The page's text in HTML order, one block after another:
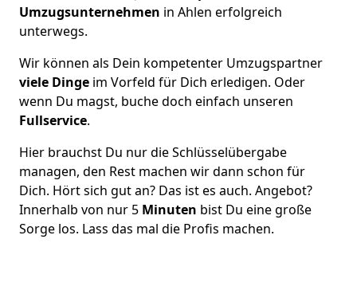
Umzugsunternehmen in Ahlen erfolgreich
unterwegs.
Wir können als Dein kompetenter Umzugspartner
viele Dinge im Vorfeld für Dich erledigen. Oder
wenn Du magst, buche doch einfach unseren
Fullservice.
Hier brauchst Du nur die Schlüsselübergabe
managen, den Rest machen wir dann schon für
Dich. Hört sich gut an? Das ist es auch. Angebot?
Innerhalb von nur 5 Minuten bist Du eine große
Sorge los. Lass das mal die Profis machen.